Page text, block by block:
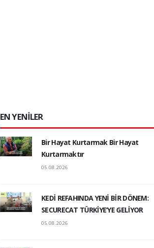
EN YENİLER
Bir Hayat Kurtarmak Bir Hayat
Kurtarmaktır
05.08.2026
KEDİ REFAHINDA YENİ BİR DÖNEM:
SECURECAT TÜRKİYE’YE GELİYOR
05.08.2026